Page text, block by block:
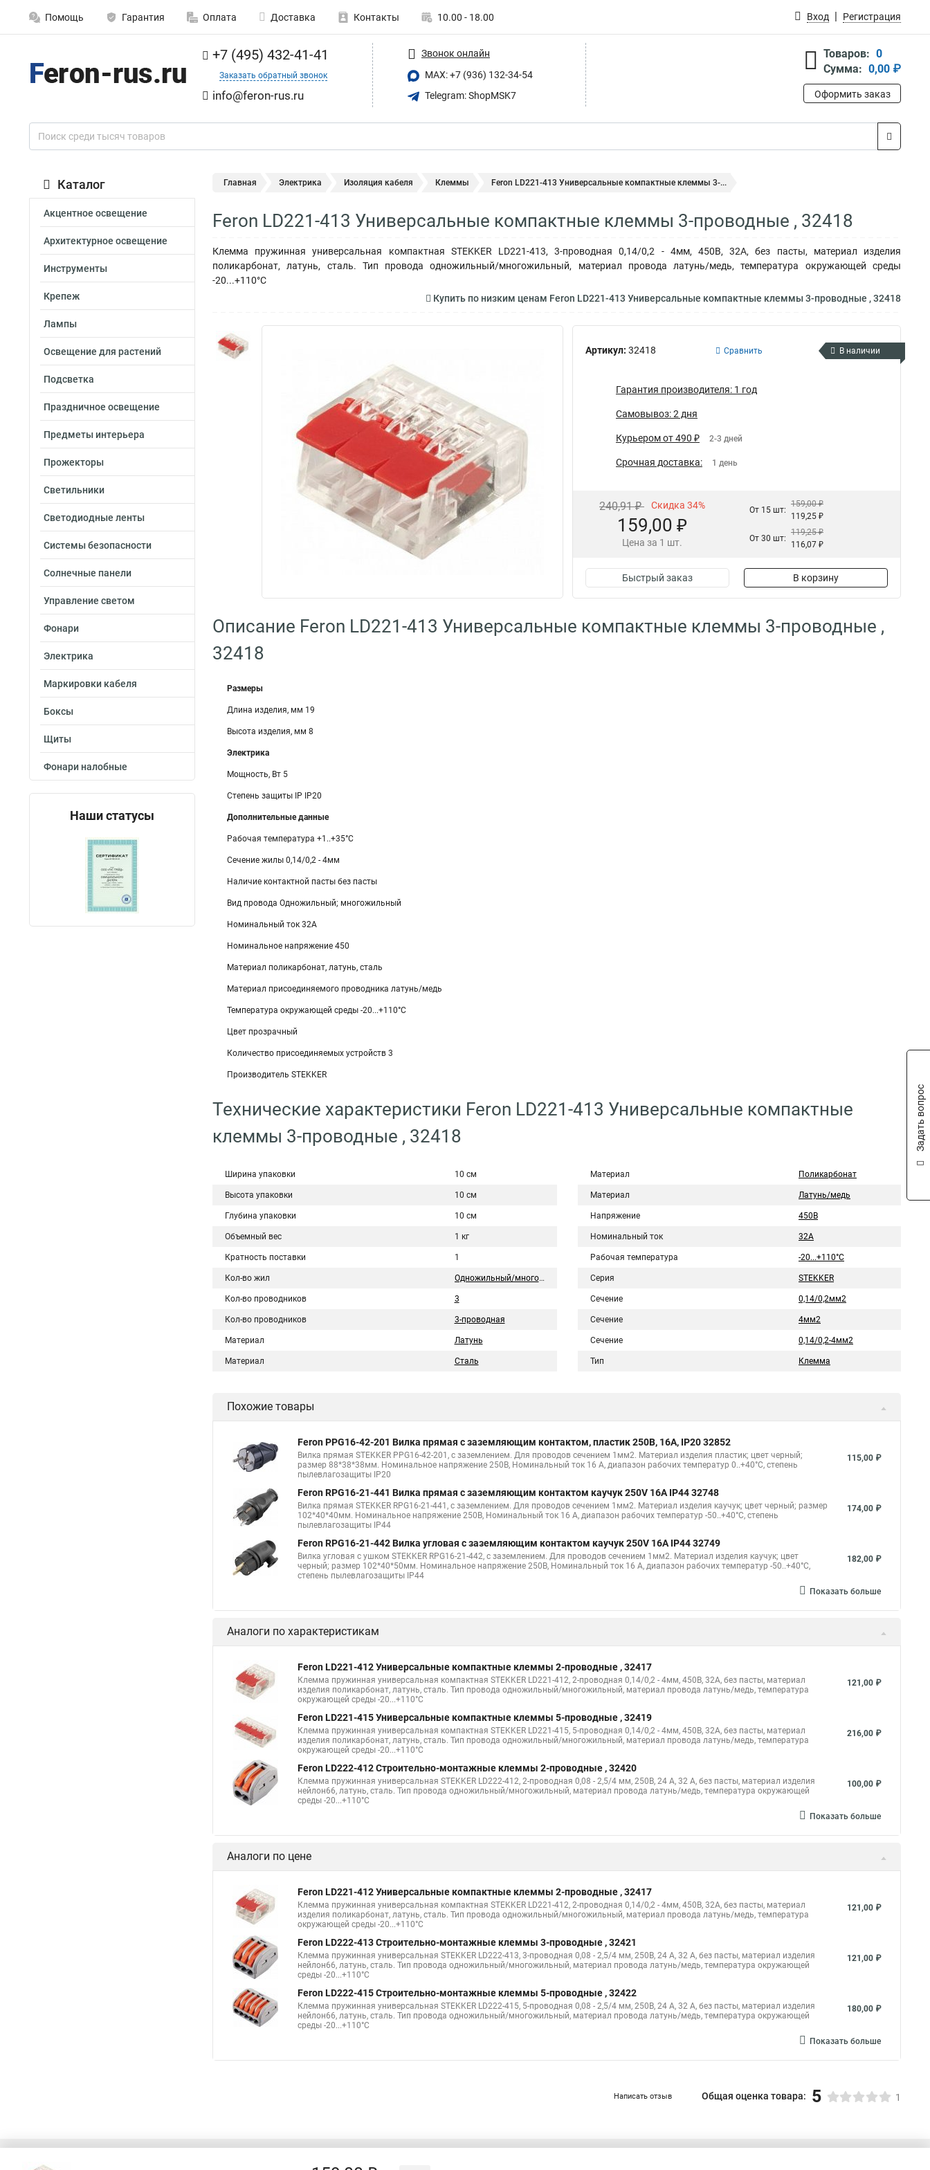
Помощь Гарантия Оплата Доставка Контакты 10.00 - 18.00 Вход Регистрация
+7 (495) 432-41-41
Заказать обратный звонок
info@feron-rus.ru
Звонок онлайн
MAX: +7 (936) 132-34-54
Telegram: ShopMSK7
Товаров: 0
Сумма: 0,00 ₽
Оформить заказ
Каталог
Акцентное освещение
Архитектурное освещение
Инструменты
Крепеж
Лампы
Освещение для растений
Подсветка
Праздничное освещение
Предметы интерьера
Прожекторы
Светильники
Светодиодные ленты
Системы безопасности
Солнечные панели
Управление светом
Фонари
Электрика
Маркировки кабеля
Боксы
Щиты
Фонари налобные
Наши статусы
Главная Электрика Изоляция кабеля Клеммы Feron LD221-413 Универсальные компактные клеммы 3-...
Feron LD221-413 Универсальные компактные клеммы 3-проводные , 32418
Клемма пружинная универсальная компактная STEKKER LD221-413, 3-проводная 0,14/0,2 - 4мм, 450В, 32А, без пасты, материал изделия
поликарбонат, латунь, сталь. Тип провода одножильный/многожильный, материал провода латунь/медь, температура окружающей среды
-20...+110°C
Купить по низким ценам Feron LD221-413 Универсальные компактные клеммы 3-проводные , 32418
Артикул: 32418 Сравнить В наличии
Гарантия производителя: 1 год
Самовывоз: 2 дня
Курьером от 490 ₽ 2-3 дней
Срочная доставка: 1 день
240,91 ₽ Скидка 34%
159,00 ₽
Цена за 1 шт.
От 15 шт:
159,00 ₽
119,25 ₽
От 30 шт:
119,25 ₽
116,07 ₽
Быстрый заказ В корзину
Описание Feron LD221-413 Универсальные компактные клеммы 3-проводные ,
32418
Размеры
Длина изделия, мм 19
Высота изделия, мм 8
Электрика
Мощность, Вт 5
Степень защиты IP IP20
Дополнительные данные
Рабочая температура +1..+35°C
Сечение жилы 0,14/0,2 - 4мм
Наличие контактной пасты без пасты
Вид провода Одножильный; многожильный
Номинальный ток 32А
Номинальное напряжение 450
Материал поликарбонат, латунь, сталь
Материал присоединяемого проводника латунь/медь
Температура окружающей среды -20...+110°C
Цвет прозрачный
Количество присоединяемых устройств 3
Производитель STEKKER
Технические характеристики Feron LD221-413 Универсальные компактные
клеммы 3-проводные , 32418
Ширина упаковки 10 см
Высота упаковки 10 см
Глубина упаковки 10 см
Объемный вес 1 кг
Кратность поставки 1
Кол-во жил Одножильный/многожильный
Кол-во проводников 3
Кол-во проводников 3-проводная
Материал Латунь
Материал Сталь
Материал Поликарбонат
Материал Латунь/медь
Напряжение 450В
Номинальный ток 32A
Рабочая температура -20...+110°C
Серия STEKKER
Сечение 0,14/0,2мм2
Сечение 4мм2
Сечение 0,14/0,2-4мм2
Тип Клемма
Похожие товары
Feron PPG16-42-201 Вилка прямая с заземляющим контактом, пластик 250В, 16A, IP20 32852
Вилка прямая STEKKER PPG16-42-201, с заземлением. Для проводов сечением 1мм2. Материал изделия пластик; цвет черный;
размер 88*38*38мм. Номинальное напряжение 250В, Номинальный ток 16 А, диапазон рабочих температур 0..+40°C, степень
пылевлагозащиты IP20
115,00 ₽
Feron RPG16-21-441 Вилка прямая с заземляющим контактом каучук 250V 16A IP44 32748
Вилка прямая STEKKER RPG16-21-441, с заземлением. Для проводов сечением 1мм2. Материал изделия каучук; цвет черный; размер
102*40*40мм. Номинальное напряжение 250В, Номинальный ток 16 А, диапазон рабочих температур -50..+40°C, степень
пылевлагозащиты IP44
174,00 ₽
Feron RPG16-21-442 Вилка угловая с заземляющим контактом каучук 250V 16A IP44 32749
Вилка угловая с ушком STEKKER RPG16-21-442, с заземлением. Для проводов сечением 1мм2. Материал изделия каучук; цвет
черный; размер 102*40*50мм. Номинальное напряжение 250В, Номинальный ток 16 А, диапазон рабочих температур -50..+40°C,
степень пылевлагозащиты IP44
182,00 ₽
Показать больше
Аналоги по характеристикам
Feron LD221-412 Универсальные компактные клеммы 2-проводные , 32417
Клемма пружинная универсальная компактная STEKKER LD221-412, 2-проводная 0,14/0,2 - 4мм, 450В, 32А, без пасты, материал
изделия поликарбонат, латунь, сталь. Тип провода одножильный/многожильный, материал провода латунь/медь, температура
окружающей среды -20...+110°C
121,00 ₽
Feron LD221-415 Универсальные компактные клеммы 5-проводные , 32419
Клемма пружинная универсальная компактная STEKKER LD221-415, 5-проводная 0,14/0,2 - 4мм, 450В, 32А, без пасты, материал
изделия поликарбонат, латунь, сталь. Тип провода одножильный/многожильный, материал провода латунь/медь, температура
окружающей среды -20...+110°C
216,00 ₽
Feron LD222-412 Cтроительно-монтажные клеммы 2-проводные , 32420
Клемма пружинная универсальная STEKKER LD222-412, 2-проводная 0,08 - 2,5/4 мм, 250В, 24 A, 32 A, без пасты, материал изделия
нейлон66, латунь, сталь. Тип провода одножильный/многожильный, материал провода латунь/медь, температура окружающей
среды -20...+110°C
100,00 ₽
Показать больше
Аналоги по цене
Feron LD221-412 Универсальные компактные клеммы 2-проводные , 32417
Клемма пружинная универсальная компактная STEKKER LD221-412, 2-проводная 0,14/0,2 - 4мм, 450В, 32А, без пасты, материал
изделия поликарбонат, латунь, сталь. Тип провода одножильный/многожильный, материал провода латунь/медь, температура
окружающей среды -20...+110°C
121,00 ₽
Feron LD222-413 Cтроительно-монтажные клеммы 3-проводные , 32421
Клемма пружинная универсальная STEKKER LD222-413, 3-проводная 0,08 - 2,5/4 мм, 250В, 24 A, 32 A, без пасты, материал изделия
нейлон66, латунь, сталь. Тип провода одножильный/многожильный, материал провода латунь/медь, температура окружающей
среды -20...+110°C
121,00 ₽
Feron LD222-415 Cтроительно-монтажные клеммы 5-проводные , 32422
Клемма пружинная универсальная STEKKER LD222-415, 5-проводная 0,08 - 2,5/4 мм, 250В, 24 A, 32 A, без пасты, материал изделия
нейлон66, латунь, сталь. Тип провода одножильный/многожильный, материал провода латунь/медь, температура окружающей
среды -20...+110°C
180,00 ₽
Показать больше
Написать отзыв Общая оценка товара: 5 1
Задать вопрос